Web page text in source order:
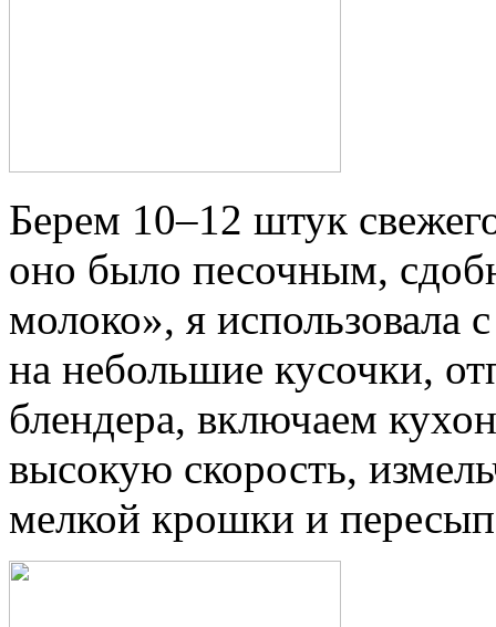
Берем 10–12 штук
оно было песочным,
молоко», я использовала
на небольшие кусочки,
блендера, включаем
высокую скорость,
мелкой крошки и